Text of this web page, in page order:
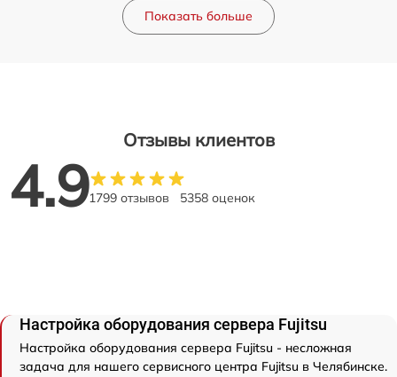
Показать больше
Отзывы клиентов
4.91799 отзывов 5358 оценок
Настройка оборудования сервера Fujitsu
Настройка оборудования сервера Fujitsu - несложная
задача для нашего сервисного центра Fujitsu в Челябинске.